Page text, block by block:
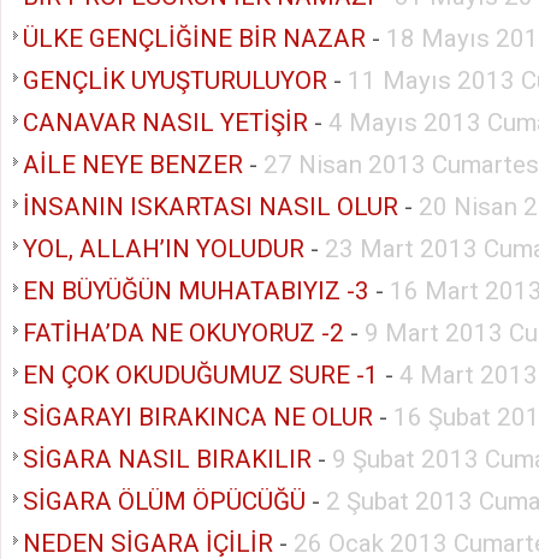
ÜLKE GENÇLİĞİNE BİR NAZAR - 18 Mayıs
GENÇLİK UYUŞTURULUYOR - 11 Mayıs 2013
CANAVAR NASIL YETİŞİR - 4 Mayıs 2013
AİLE NEYE BENZER - 27 Nisan 2013
İNSANIN ISKARTASI NASIL OLUR - 20 Nisan
YOL, ALLAH’IN YOLUDUR - 23 Mart 2013
EN BÜYÜĞÜN MUHATABIYIZ -3 - 16 Mart
FATİHA’DA NE OKUYORUZ -2 - 9 Mart 2013
EN ÇOK OKUDUĞUMUZ SURE -1 - 4 Mart
SİGARAYI BIRAKINCA NE OLUR - 16 Şubat
SİGARA NASIL BIRAKILIR - 9 Şubat 2013
SİGARA ÖLÜM ÖPÜCÜĞÜ - 2 Şubat 2013
NEDEN SİGARA İÇİLİR - 26 Ocak 2013